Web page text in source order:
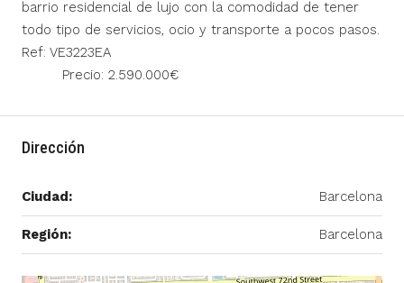
barrio residencial de lujo con la comodidad de tener
todo tipo de servicios, ocio y transporte a pocos pasos.
Ref: VE3223EA
Precio: 2.590.000€
Dirección
Ciudad: Barcelona
Región: Barcelona